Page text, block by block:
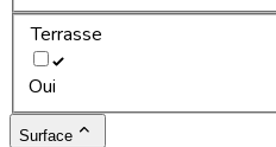
Terrasse
Oui
Surface